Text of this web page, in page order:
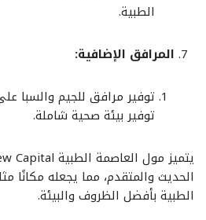
الطبية.
المرافق الإضافية:
توفير مرافق للجيم والسبا
توفير بيئة صحية شاملة.
الحديث والمتقدم، مما يجعله مكانًا
الطبية بأفضل الظروف والبيئة.